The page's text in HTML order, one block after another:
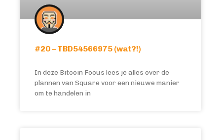
#20 – TBD54566975 (wat?!)
In deze Bitcoin Focus lees je alles over de
plannen van Square voor een nieuwe manier
om te handelen in